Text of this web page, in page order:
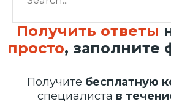
Получить ответы
просто,
Получите бесплатную
специалиста в